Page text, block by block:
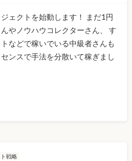
ェクトを始動します！ まだ1円
やノウハウコレクターさん、 す
などで稼いでいる中級者さんも
ンスで手法を分散いて稼ぎまし
戦略